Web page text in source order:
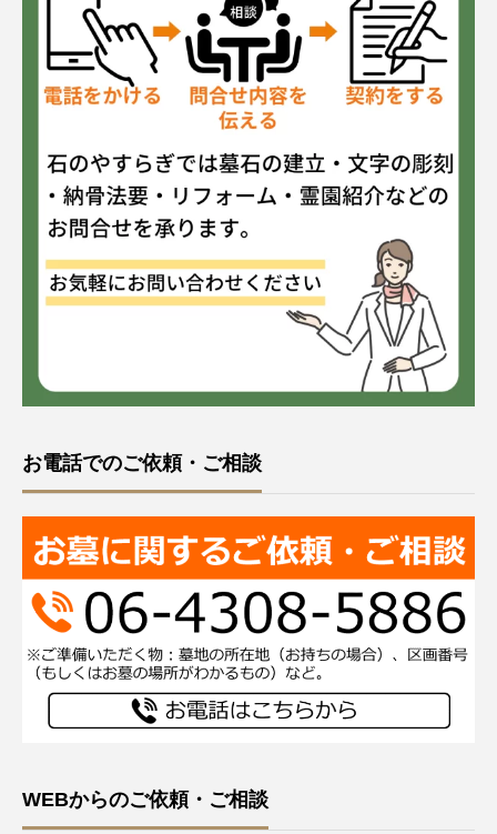
お電話でのご依頼・ご相談
WEBからのご依頼・ご相談